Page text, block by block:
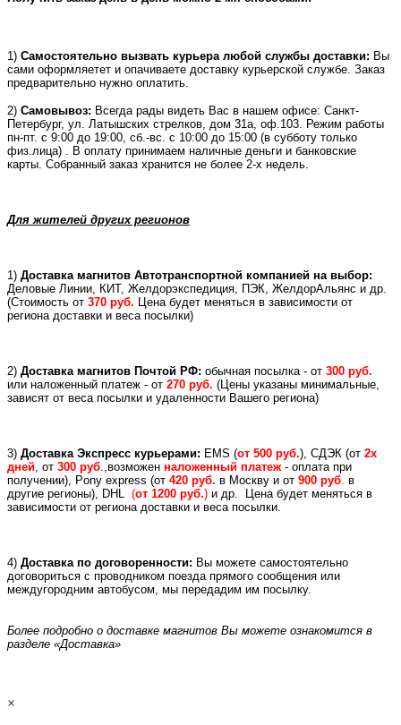
1) Самостоятельно вызвать курьера любой службы доставки: Вы
сами оформляетет и опачиваете доставку курьерской службе. Заказ
предварительно нужно оплатить.
2) Самовывоз: Всегда рады видеть Вас в нашем офисе: Санкт-
Петербург, ул. Латышских стрелков, дом 31а, оф.103. Режим работы
пн-пт. с 9:00 до 19:00, сб.-вс. с 10:00 до 15:00 (в субботу только
физ.лица) . В оплату принимаем наличные деньги и банковские
карты. Собранный заказ хранится не более 2-х недель.
Для жителей других регионов
1) Доставка магнитов Автотранспортной компанией на выбор:
Деловые Линии, КИТ, Желдорэкспедиция, ПЭК, ЖелдорАльянс и др.
(Стоимость от 370 руб. Цена будет меняться в зависимости от
региона доставки и веса посылки)
2) Доставка магнитов Почтой РФ: обычная посылка - от 300 руб.
или наложенный платеж - от 270 руб. (Цены указаны минимальные,
зависят от веса посылки и удаленности Вашего региона)
3) Доставка Экспресс курьерами: EMS (от 500 руб.), СДЭК (от 2х
дней, от 300 руб.,возможен наложенный платеж- оплата при
получении), Pony express (от 420 руб. в Москву и от 900 руб. в
другие регионы), DHL (от 1200 руб.) и др.
Цена будет меняться в
зависимости от региона доставки и веса посылки.
4) Доставка по договоренности: Вы можете самостоятельно
договориться с проводником поезда прямого сообщения или
междугородним автобусом, мы передадим им посылку.
Более подробно о доставке магнитов Вы можете ознакомится в
разделе «Доставка»
×